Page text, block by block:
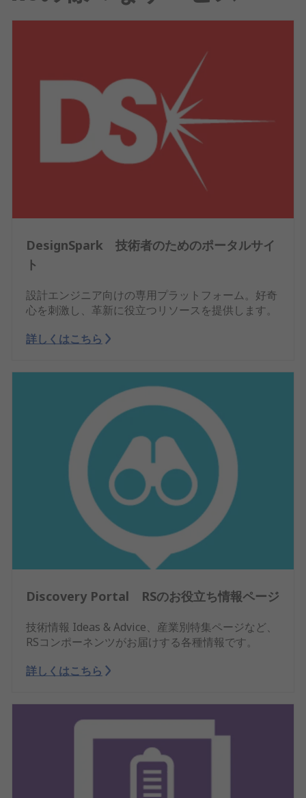
DesignSpark 技術者のためのポータルサイ
ト
設計エンジニア向けの専用プラットフォーム。好奇
心を刺激し、革新に役立つリソースを提供します。
詳しくはこちら
Discovery Portal RSのお役立ち情報ページ
技術情報 Ideas & Advice、産業別特集ページなど、
RSコンポーネンツがお届けする各種情報です。
詳しくはこちら